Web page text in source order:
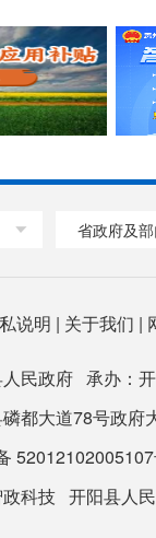
省政府及
说明 | 关于我们 |
民政府 承办：
都大道78号政
科技 开阳县人